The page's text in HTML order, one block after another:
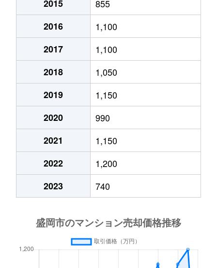
清水町 150万円
清水町
350万円
下ノ橋町
1,500万円
城西町
2,100万円
新田町
2,200万円
住吉町
1,800万円
中央通
3,300万円
中央通
780万円
中央通
2,300万円
小岩井
100万円 小岩井
徒歩2
2015
855
2016
1,100
2017
1,100
2018
1,050
2019
1,150
2020
990
2021
1,150
2022
1,200
2023
740